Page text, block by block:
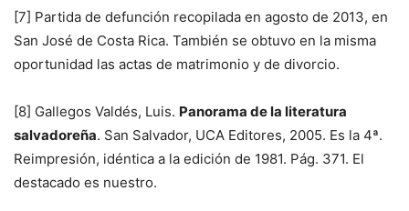
[7] Partida de defunción recopilada en agosto de 2013, en
San José de Costa Rica. También se obtuvo en la misma
oportunidad las actas de matrimonio y de divorcio.
[8] Gallegos Valdés, Luis. Panorama de la literatura
salvadoreña. San Salvador, UCA Editores, 2005. Es la 4ª.
Reimpresión, idéntica a la edición de 1981. Pág. 371. El
destacado es nuestro.